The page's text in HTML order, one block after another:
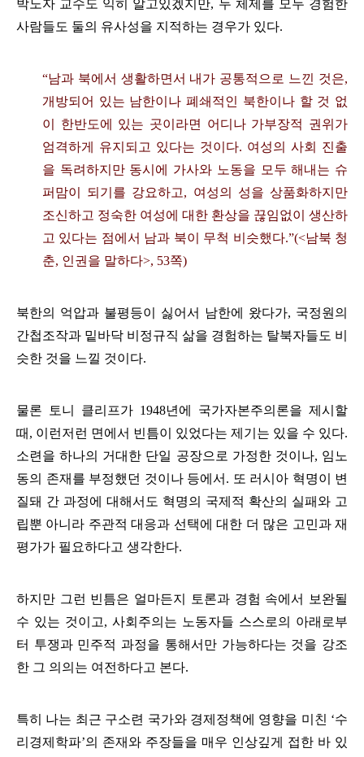
박노자 교수도 익히 알고있겠지만, 두 체제를 모두 경험한
사람들도 둘의 유사성을 지적하는 경우가 있다.
“남과 북에서 생활하면서 내가 공통적으로 느낀 것은,
개방되어 있는 남한이나 폐쇄적인 북한이나 할 것 없
이 한반도에 있는 곳이라면 어디나 가부장적 권위가
엄격하게 유지되고 있다는 것이다. 여성의 사회 진출
을 독려하지만 동시에 가사와 노동을 모두 해내는 슈
퍼맘이 되기를 강요하고, 여성의 성을 상품화하지만
조신하고 정숙한 여성에 대한 환상을 끊임없이 생산하
고 있다는 점에서 남과 북이 무척 비슷했다.”(<남북 청
춘, 인권을 말하다>, 53쪽)
북한의 억압과 불평등이 싫어서 남한에 왔다가, 국정원의
간첩조작과 밑바닥 비정규직 삶을 경험하는 탈북자들도 비
슷한 것을 느낄 것이다.
물론 토니 클리프가 1948년에 국가자본주의론을 제시할
때 , 이런저런 면에서 빈틈이 있었다는 제기는 있을 수 있다.
소련을 하나의 거대한 단일 공장으로 가정한 것이나, 임노
동의 존재를 부정했던 것이나 등에서 . 또 러시아 혁명이 변
질돼 간 과정에 대해서도 혁명의 국제적 확산의 실패와 고
립뿐 아니라 주관적 대응과 선택에 대한 더 많은 고민과 재
평가가 필요하다고 생각한다.
하지만 그런 빈틈은 얼마든지 토론과 경험 속에서 보완될
수 있는 것이고, 사회주의는 노동자들 스스로의 아래로부
터 투쟁과 민주적 과정을 통해서만 가능하다는 것을 강조
한 그 의의는 여전하다고 본다.
특히 나는 최근 구소련 국가와 경제정책에 영향을 미친 ‘수
리경제학파’의 존재와 주장들을 매우 인상깊게 접한 바 있